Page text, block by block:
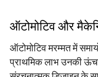
ऑटोमोटिव और
ऑटोमोटिव मरम्मत में
प्राथमिक लाभ उनकी ​